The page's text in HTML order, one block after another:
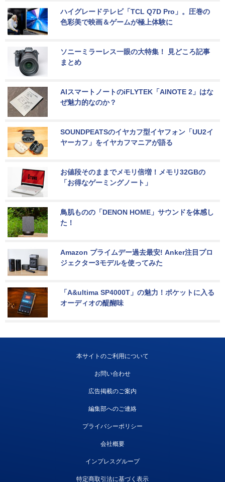
ハイグレードテレビ「TCL Q7D Pro」。圧巻の
色彩美で映画＆ゲームが極上体験に
ソニーミラーレス一眼の大特集！ 見どころ記事
まとめ
AIスマートノートのiFLYTEK「AINOTE 2」はな
ぜ魅力的なのか？
SOUNDPEATSのイヤカフ型イヤフォン「UU2イ
ヤーカフ」をイヤカフマニアが語る
お値段そのままでメモリ倍増！メモリ32GBの
「お得なゲーミングノート」
鳥肌ものの「DENON HOME」サウンドを体感し
た！
Amazon プライムデー過去最安! Anker注目プロ
ジェクター3モデルを使ってみた
「A&ultima SP4000T」の魅力！ポケットに入る
オーディオの醍醐味
本サイトのご利用について
お問い合わせ
広告掲載のご案内
編集部へのご連絡
プライバシーポリシー
会社概要
インプレスグループ
特定商取引法に基づく表示